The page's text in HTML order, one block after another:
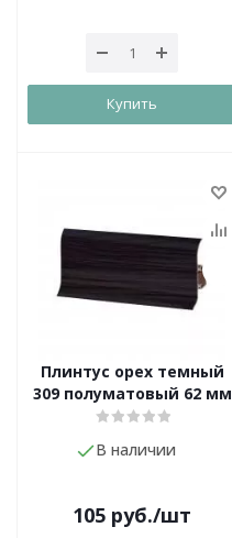
Купить
Плинтус орех темный
309 полуматовый 62 мм
В наличии
105 руб./шт